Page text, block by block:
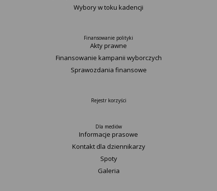
Wybory w toku kadencji
Finansowanie polityki
Akty prawne
Finansowanie kampanii wyborczych
Sprawozdania finansowe
Rejestr korzyści
Dla mediów
Informacje prasowe
Kontakt dla dziennikarzy
Spoty
Galeria